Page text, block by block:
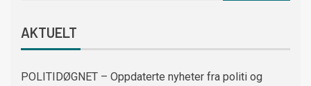
AKTUELT
POLITIDØGNET – Oppdaterte nyheter fra politi og